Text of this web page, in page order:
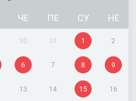
ЧЕ ПЕ СУ НЕ
30 31 1 2
6 7 8 9
13 14 15 16